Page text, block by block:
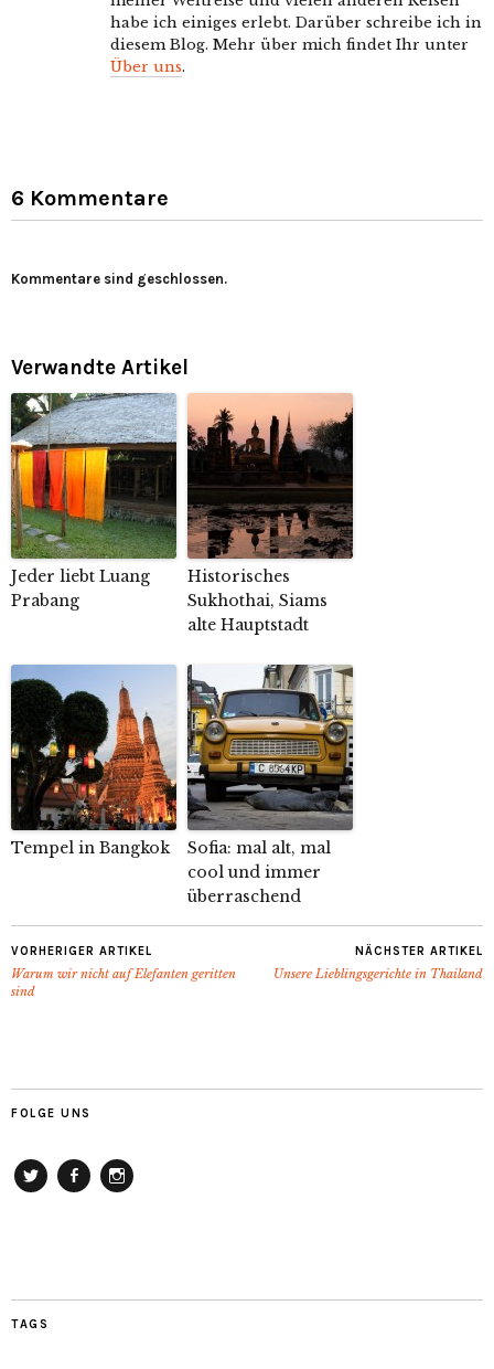
habe ich einiges erlebt. Darüber schreibe ich in
diesem Blog. Mehr über mich findet Ihr unter
Über uns.
6 Kommentare
Kommentare sind geschlossen.
Verwandte Artikel
Jeder liebt Luang
Prabang
Historisches
Sukhothai, Siams
alte Hauptstadt
Tempel in Bangkok
Sofia: mal alt, mal
cool und immer
überraschend
VORHERIGER ARTIKEL
Warum wir nicht auf Elefanten geritten
sind
NÄCHSTER ARTIKEL
Unsere Lieblingsgerichte in Thailand
FOLGE UNS
TAGS